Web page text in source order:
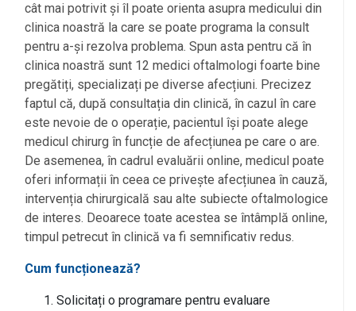
cât mai potrivit și îl poate orienta asupra medicului din
clinica noastră la care se poate programa la consult
pentru a-și rezolva problema. Spun asta pentru că în
clinica noastră sunt 12 medici oftalmologi foarte bine
pregătiți, specializați pe diverse afecțiuni. Precizez
faptul că, după consultația din clinică, în cazul în care
este nevoie de o operație, pacientul își poate alege
medicul chirurg în funcție de afecțiunea pe care o are.
De asemenea, în cadrul evaluării online, medicul poate
oferi informații în ceea ce privește afecțiunea în cauză,
intervenția chirurgicală sau alte subiecte oftalmologice
de interes. Deoarece toate acestea se întâmplă online,
timpul petrecut în clinică va fi semnificativ redus.
Cum funcționează?
Solicitați o programare pentru evaluare